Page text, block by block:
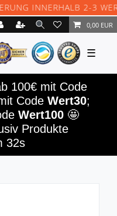
INNERHALB 2-3
0,00 EUR
☰
100€ mit Code
Code Wert30;
Wert100 🤩
Produkte
32s